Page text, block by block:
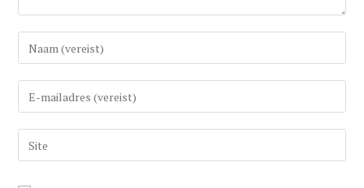
Vul
uw
(gebruikers)naam
om
Vul
uw
e-
mail
Vul
uw